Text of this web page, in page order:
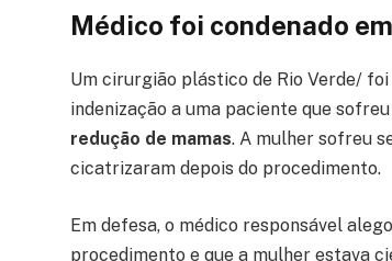
Médico foi condenado
Um cirurgião plástico de Rio Verde/ foi
indenização a uma paciente que sofreu
redução de mamas. A mulher sofreu
cicatrizaram depois do procedimento.
Em defesa, o médico responsável
procedimento e que a mulher estava